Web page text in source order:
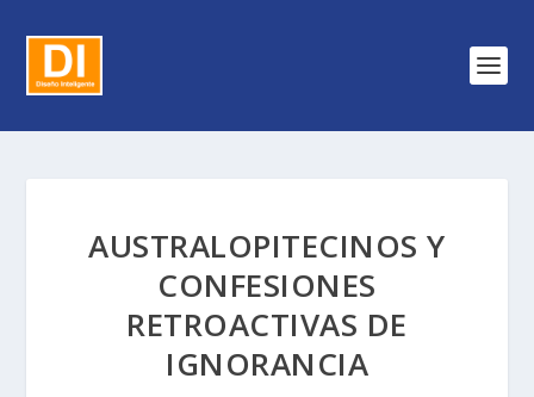
AUSTRALOPITECINOS Y
CONFESIONES
RETROACTIVAS DE
IGNORANCIA